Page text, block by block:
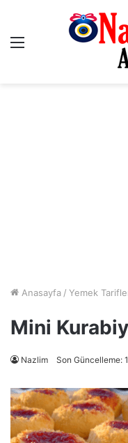
Menü
Anasayfa / Yemek
Mini
Nazlim Son Güncelleme: